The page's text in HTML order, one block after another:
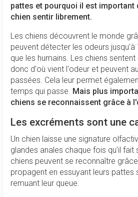
pattes et pourquoi il est important
chien sentir librement.
Les chiens découvrent le monde
peuvent détecter les odeurs
que les humains. Les chiens
donc d'où vient l'odeur et peuvent
passées. Cela leur permet
temps qui passe. Mais plus
chiens se reconnaissent grâce à
Les excréments sont une
Un chien laisse une signature
glandes anales chaque fois qu'il fait
chiens peuvent se reconnaître
propagent en essuyant leurs pattes
remuant leur queue.